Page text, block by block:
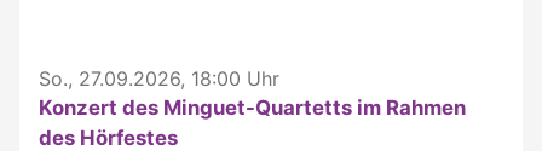
So., 27.09.2026, 18:00 Uhr
Konzert des Minguet-Quartetts im Rahmen
des Hörfestes